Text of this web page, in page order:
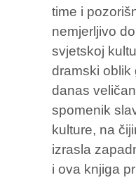
time i
nemjerljivo
svjetskoj
dramski oblik
danas
spomenik
kulture, na
izrasla
i ova knjiga